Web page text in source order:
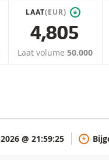
LAAT(EUR) *
4,805
Laat volume 50.000
@ 21:59:25 *